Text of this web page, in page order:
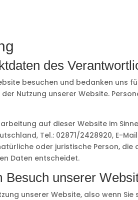
des
besuchen und bedanken uns
Nutzung unserer Website.
auf dieser Website im
Tel.: 02871/2428920, E-
oder juristische Person,
Daten entscheidet.
Besuch unserer
unserer Website, also wenn